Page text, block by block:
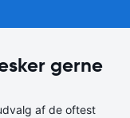
gerne
af de oftest